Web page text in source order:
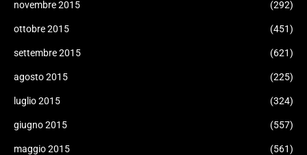
novembre 2015 (292)
ottobre 2015 (451)
settembre 2015 (621)
agosto 2015 (225)
luglio 2015 (324)
giugno 2015 (557)
maggio 2015 (561)